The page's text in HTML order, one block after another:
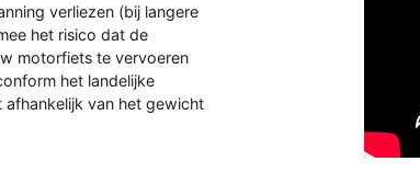
verliezen (bij langere
het risico dat de
motorfiets te vervoeren
het landelijke
van het gewicht